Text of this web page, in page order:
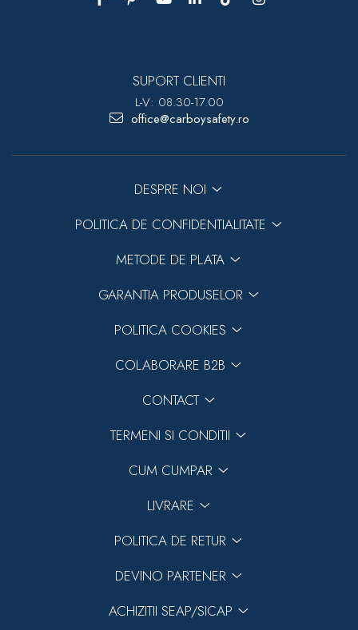
SUPORT CLIENTI
L-V: 08.30-17.00
office@carboysafety.ro
DESPRE NOI
POLITICA DE CONFIDENTIALITATE
METODE DE PLATA
GARANTIA PRODUSELOR
POLITICA COOKIES
COLABORARE B2B
CONTACT
TERMENI SI CONDITII
CUM CUMPAR
LIVRARE
POLITICA DE RETUR
DEVINO PARTENER
ACHIZITII SEAP/SICAP